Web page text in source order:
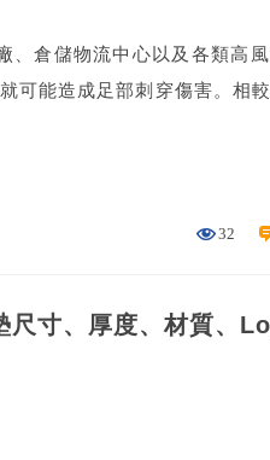
、倉儲物流中心以及各類高
可能造成足部刺穿傷害。相
32
尺寸、厚度、材質、